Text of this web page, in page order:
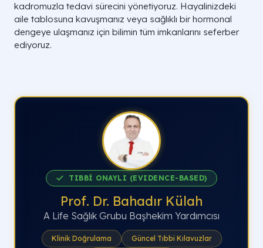
kadromuzla tedavi sürecini yönetiyoruz. Hayalinizdeki
aile tablosuna kavuşmanız veya sağlıklı bir hormonal
dengeye ulaşmanız için bilimin tüm imkanlarını seferber
ediyoruz.
TIBBİ ONAYLI (EVIDENCE-BASED)
Prof. Dr. Bahadır Külah
A Life Sağlık Grubu Başhekim Yardımcısı
Klinik Doğrulama
Güncel Tıbbi Kılavuzlar